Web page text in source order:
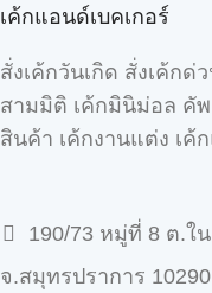
เค้กแอนด์เบคเกอร์
สั่งเค้กวันเกิด สั่งเค้กด่
สามมิติ เค้กมินิม่อล คั
สินค้า เค้กงานแต่ง เค้
190/73 หมู่ที่ 8 ต.ใ
จ.สมุทรปราการ 10290